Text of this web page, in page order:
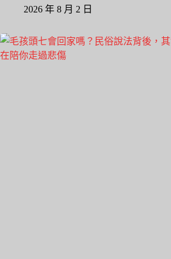
2026 年 8 月 2 日